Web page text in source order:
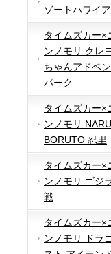
ゾートハワイ
タイムズカー×
ンノモリ クレ
ちゃんアドベ
パーク
タイムズカー×
ンノモリ
BORUTO 忍里
タイムズカー×
ンノモリ ゴジ
戦
タイムズカー×
ンノモリ ドラ